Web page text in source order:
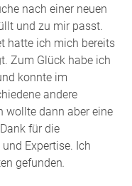
nach einer neuen
und zu mir passt.
hatte ich mich bereits
Zum Glück habe ich
konnte im
andere
wollte dann aber eine
für die
Expertise. Ich
gefunden.